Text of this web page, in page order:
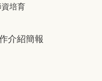
資培育
介紹簡報